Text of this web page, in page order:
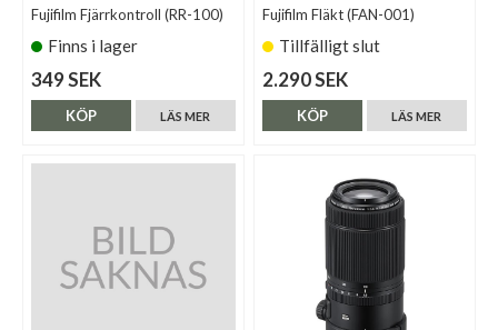
Fujifilm Fjärrkontroll (RR-100)
Finns i lager
349 SEK
LÄS MER
KÖP
Fujifilm Fläkt (FAN-001)
Tillfälligt slut
2.290 SEK
LÄS MER
KÖP